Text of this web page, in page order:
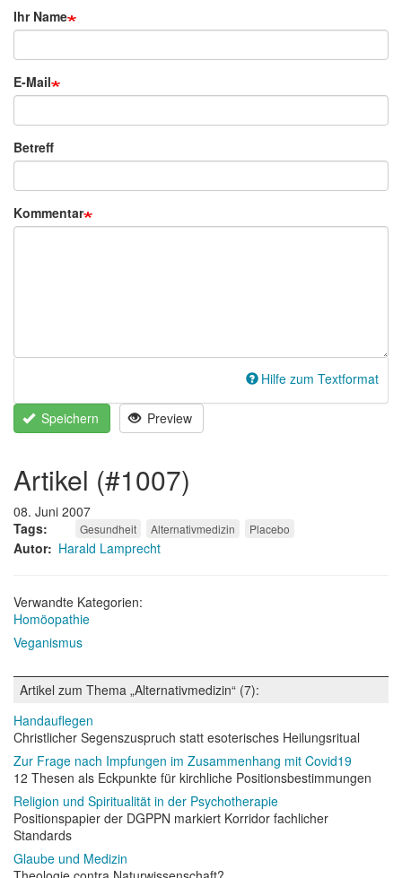
Ihr Name
E-Mail
Betreff
Kommentar
Hilfe zum Textformat
Speichern Preview
artikel (#1007)
08. Juni 2007
Tags
Gesundheit Alternativmedizin Placebo
Autor Harald Lamprecht
Verwandte Kategorien:
Homöopathie
Veganismus
Artikel zum Thema „Alternativmedizin“ (7):
Handauflegen
Christlicher Segenszuspruch statt esoterisches Heilungsritual
Zur Frage nach Impfungen im Zusammenhang mit Covid19
12 Thesen als Eckpunkte für kirchliche Positionsbestimmungen
Religion und Spiritualität in der Psychotherapie
Positionspapier der DGPPN markiert Korridor fachlicher
Standards
Glaube und Medizin